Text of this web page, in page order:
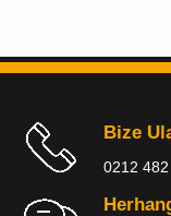
Bize
0212